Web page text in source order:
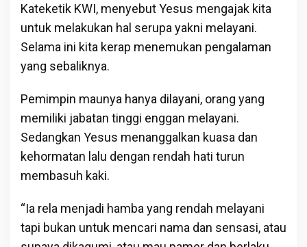
Kateketik KWI, menyebut Yesus mengajak kita
untuk melakukan hal serupa yakni melayani.
Selama ini kita kerap menemukan pengalaman
yang sebaliknya.
Pemimpin maunya hanya dilayani, orang yang
memiliki jabatan tinggi enggan melayani.
Sedangkan Yesus menanggalkan kuasa dan
kehormatan lalu dengan rendah hati turun
membasuh kaki.
“Ia rela menjadi hamba yang rendah melayani
tapi bukan untuk mencari nama dan sensasi, atau